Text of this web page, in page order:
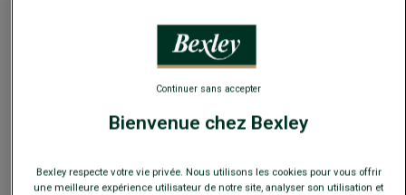
Bienvenue chez Bexley
Bexley respecte votre vie privée. Nous utilisons les cookies pour vous offrir
une meilleure expérience utilisateur de notre site, analyser son utilisation et
Continuer sans accepter